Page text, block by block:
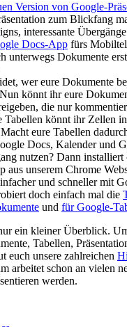
Version von Google-
zum Blickfang
interessante
Docs-App fürs
unterwegs Dokumente
wer eure Dokumente
könnt ihr eure
die nur
Tabellen könnt ihr Zellen in
eure Tabellen
Docs, Kalender und
nutzen? Dann
aus unserem Chrome
und schneller mit
doch einfach mal die
und für Google-
ein kleiner Überblick.
Tabellen,
euch unsere zahlreichen
arbeitet schon an vielen
werden.